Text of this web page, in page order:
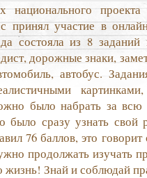
проекта
принял участие в
состояла из 8
дорожные знаки,
автобус.
было набрать за
было сразу узнать свой
76 баллов, это
продолжать изучать
жизнь! Знай и соблюдай